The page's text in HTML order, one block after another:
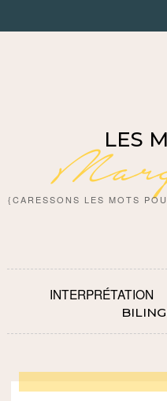
LES
{CARESSONS LES MOTS
INTERPRÉTATION